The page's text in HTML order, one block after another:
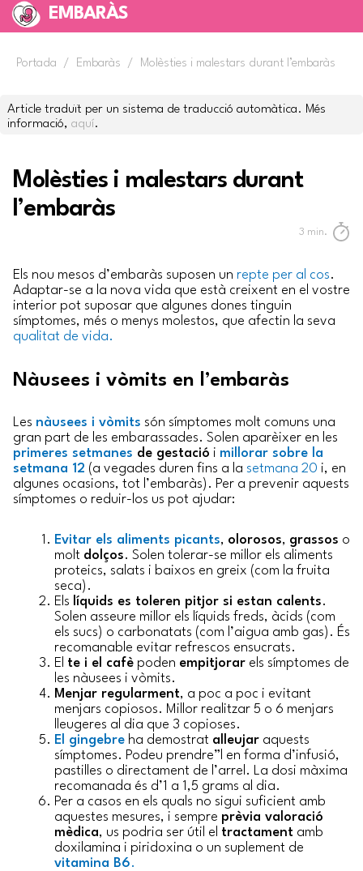
EMBARÀS
Portada / Embaràs / Molèsties i malestars durant l’embaràs
Article traduït per un sistema de traducció automàtica. Més
informació, aquí.
Molèsties i malestars durant
l’embaràs
3 min.
Els nou mesos d’embaràs suposen un repte per al cos.
Adaptar-se a la nova vida que està creixent en el vostre
interior pot suposar que algunes dones tinguin
símptomes, més o menys molestos, que afectin la seva
qualitat de vida.
Nàusees i vòmits en l’embaràs
Les nàusees i vòmits són símptomes molt comuns una
gran part de les embarassades. Solen aparèixer en les
primeres setmanes de gestació i millorar sobre la
setmana 12 (a vegades duren fins a la setmana 20 i, en
algunes ocasions, tot l’embaràs). Per a prevenir aquests
símptomes o reduir-los us pot ajudar:
Evitar els aliments picants, olorosos, grassos o
molt dolços. Solen tolerar-se millor els aliments
proteics, salats i baixos en greix (com la fruita
seca).
Els líquids es toleren pitjor si estan calents.
Solen asseure millor els líquids freds, àcids (com
els sucs) o carbonatats (com l’aigua amb gas). És
recomanable evitar refrescos ensucrats.
El te i el cafè poden empitjorar els símptomes de
les nàusees i vòmits.
Menjar regularment, a poc a poc i evitant
menjars copiosos. Millor realitzar 5 o 6 menjars
lleugeres al dia que 3 copioses.
El gingebre ha demostrat alleujar aquests
símptomes. Podeu prendre”l en forma d’infusió,
pastilles o directament de l’arrel. La dosi màxima
recomanada és d’1 a 1,5 grams al dia.
Per a casos en els quals no sigui suficient amb
aquestes mesures, i sempre prèvia valoració
mèdica, us podria ser útil el tractament amb
doxilamina i piridoxina o un suplement de
vitamina B6.